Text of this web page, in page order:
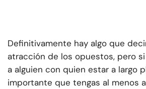
Definitivamente hay algo que
atracción de los opuestos, pero
a alguien con quien estar a largo
importante que tengas al menos